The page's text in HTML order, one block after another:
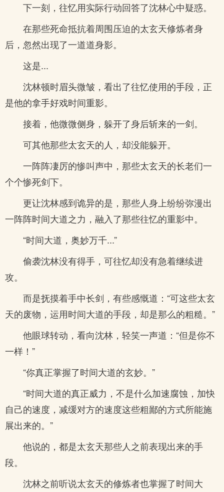
下一刻，往忆用实际行动回答了沈林心中疑惑。
在那些死命抵抗着周围压迫的太玄天修炼者身
后，忽然出现了一道道身影。
这是...
沈林顿时眉头微皱，看出了往忆使用的手段，正
是他的拿手好戏时间重影。
接着，他微微侧身，躲开了身后斩来的一剑。
可其他那些太玄天的人，却没能躲开。
一阵阵凄厉的惨叫声中，那些太玄天的长老们一
个个惨死剑下。
更让沈林感到诡异的是，那些人身上纷纷弥漫出
一阵阵时间大道之力，融入了那些往忆的重影中。
“时间大道，奥妙万千...”
偷袭沈林没有得手，可往忆却没有急着继续进
攻。
而是抚摸着手中长剑，有些感慨道：“可这些太玄
天的废物，运用时间大道的手段，却是那么的粗糙。”
他眼球转动，看向沈林，轻笑一声道：“但是你不
一样！”
“你真正掌握了时间大道的玄妙。”
“时间大道的真正威力，不是什么加速腐蚀，加快
自己的速度，减缓对方的速度这些粗鄙的方式所能施
展出来的。”
他说的，都是太玄天那些人之前表现出来的手
段。
沈林之前听说太玄天的修炼者也掌握了时间大